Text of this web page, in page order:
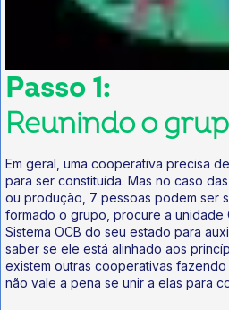
Passo 1:
Reunindo o
Em geral, uma cooperativa precisa
para ser constituída. Mas no caso
ou produção, 7 pessoas podem ser
formado o grupo, procure a unidade
Sistema OCB do seu estado para
saber se ele está alinhado aos
existem outras cooperativas fazendo
não vale a pena se unir a elas para